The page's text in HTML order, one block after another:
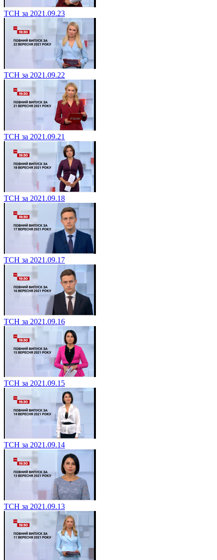
ТСН за 2021.09.23
ТСН за 2021.09.22
ТСН за 2021.09.21
ТСН за 2021.09.18
ТСН за 2021.09.17
ТСН за 2021.09.16
ТСН за 2021.09.15
ТСН за 2021.09.14
ТСН за 2021.09.13